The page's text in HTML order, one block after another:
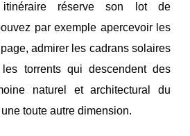
itinéraire réserve son lot de
par exemple apercevoir les
admirer les cadrans solaires
torrents qui descendent des
naturel et architectural du
toute autre dimension.